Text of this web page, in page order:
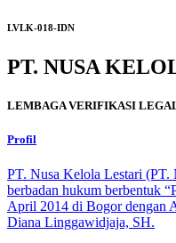
LVLK-018-IDN
PT. NUSA
LEMBAGA VERIFIKASI
Profil
PT. Nusa Kelola Lestari (PT.
berbadan hukum berbentuk
April 2014 di Bogor dengan
Diana Linggawidjaja, SH.